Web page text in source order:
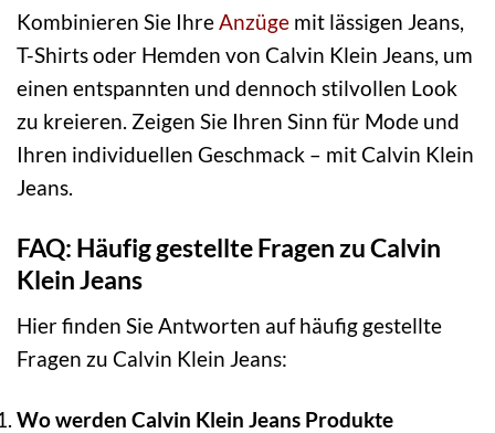
Kombinieren Sie IhreAnzüge mit lässigen Jeans,
T-Shirts oder Hemden von Calvin Klein Jeans, um
einen entspannten und dennoch stilvollen Look
zu kreieren. Zeigen Sie Ihren Sinn für Mode und
Ihren individuellen Geschmack – mit Calvin Klein
Jeans.
FAQ: Häufig gestellte Fragen zu Calvin
Klein Jeans
Hier finden Sie Antworten auf häufig gestellte
Fragen zu Calvin Klein Jeans:
Wo werden Calvin Klein Jeans Produkte